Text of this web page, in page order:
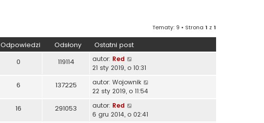
Tematy: 9 • Strona 1 z 1
Odpowiedzi Odsłony Ostatni post
0 119114 autor: Red
21 sty 2019, o 10:31
6 137225 autor: Wojownik
22 sty 2019, o 11:54
16 291053 autor: Red
6 gru 2014, o 02:41